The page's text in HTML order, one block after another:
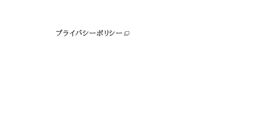
プライバシーポリシー